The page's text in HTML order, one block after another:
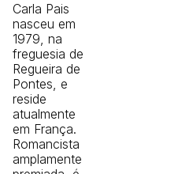
Carla Pais
nasceu em
1979, na
freguesia de
Regueira de
Pontes, e
reside
atualmente
em França.
Romancista
amplamente